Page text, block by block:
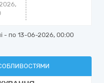
- по 13-06-2026, 00:00